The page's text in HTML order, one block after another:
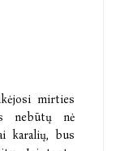
mirties
nebūtų nė
karalių, bus